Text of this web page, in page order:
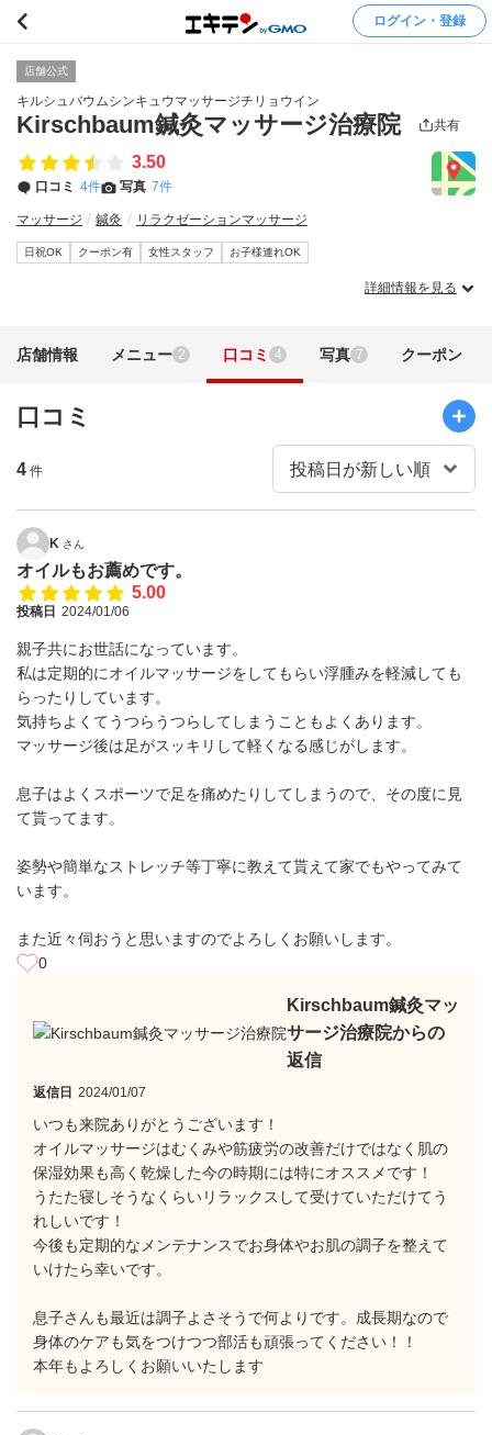
ログイン・登録
店舗公式
キルシュバウムシンキュウマッサージチリョウイン
Kirschbaum鍼灸マッサージ治療院 共有
3.50
口コミ 4件 写真 7件
マッサージ 鍼灸 リラクゼーションマッサージ
日祝OK クーポン有 女性スタッフ お子様連れOK
詳細情報を見る
店舗情報 メニュー 2 口コミ 4 写真 7 クーポン
口コミ
4 件
K さん
オイルもお薦めです。
5.00
投稿日 2024/01/06
親子共にお世話になっています。
私は定期的にオイルマッサージをしてもらい浮腫みを軽減しても
らったりしています。
気持ちよくてうつらうつらしてしまうこともよくあります。
マッサージ後は足がスッキリして軽くなる感じがします。
息子はよくスポーツで足を痛めたりしてしまうので、その度に見
て貰ってます。
姿勢や簡単なストレッチ等丁寧に教えて貰えて家でもやってみて
います。
また近々伺おうと思いますのでよろしくお願いします。
0
Kirschbaum鍼灸マッ
サージ治療院からの
返信
返信日 2024/01/07
いつも来院ありがとうございます！
オイルマッサージはむくみや筋疲労の改善だけではなく肌の
保湿効果も高く乾燥した今の時期には特にオススメです！
うたた寝しそうなくらいリラックスして受けていただけてう
れしいです！
今後も定期的なメンテナンスでお身体やお肌の調子を整えて
いけたら幸いです。
息子さんも最近は調子よさそうで何よりです。成長期なので
身体のケアも気をつけつつ部活も頑張ってください！！
本年もよろしくお願いいたします